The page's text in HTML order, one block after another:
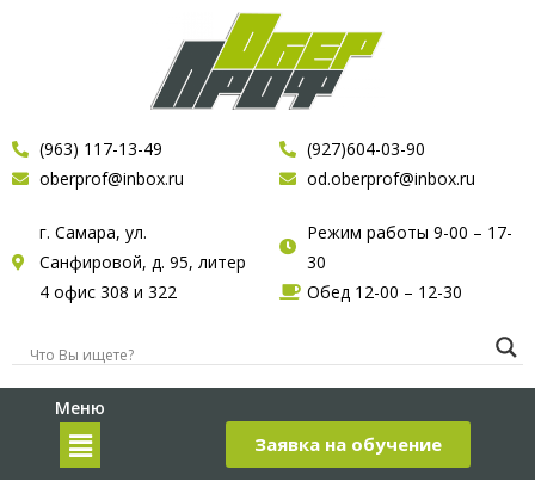
(963) 117-13-49
oberprof@inbox.ru
(927)604-03-90
od.oberprof@inbox.ru
г. Самара, ул.
Санфировой, д. 95, литер
4 офис 308 и 322
Режим работы 9-00 – 17-
30
Обед 12-00 – 12-30
Меню
Заявка на обучение